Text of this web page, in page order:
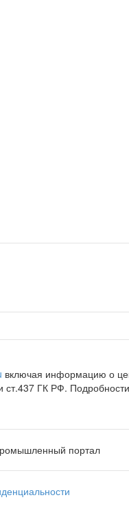
включая информацию о
ГК РФ.
портал